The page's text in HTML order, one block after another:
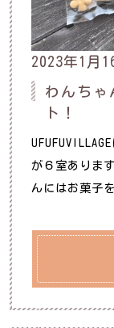
2023年1月
わんちゃ
ト！
が６室ありま
んにはお菓子